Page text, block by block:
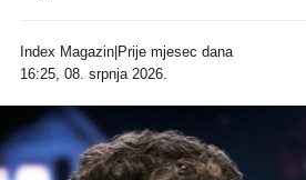
Index Magazin
Prije mjesec dana
16:25, 08. srpnja 2026.